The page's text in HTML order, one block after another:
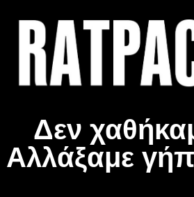
Δεν
Αλλάξαμε